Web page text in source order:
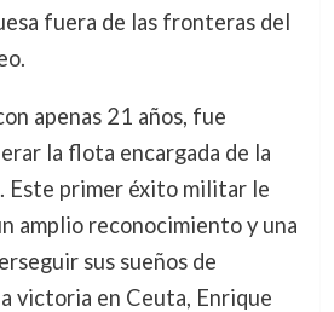
fuera de las fronteras del
apenas 21 años, fue
la flota encargada de la
Este primer éxito militar le
amplio reconocimiento y una
sus sueños de
victoria en Ceuta, Enrique